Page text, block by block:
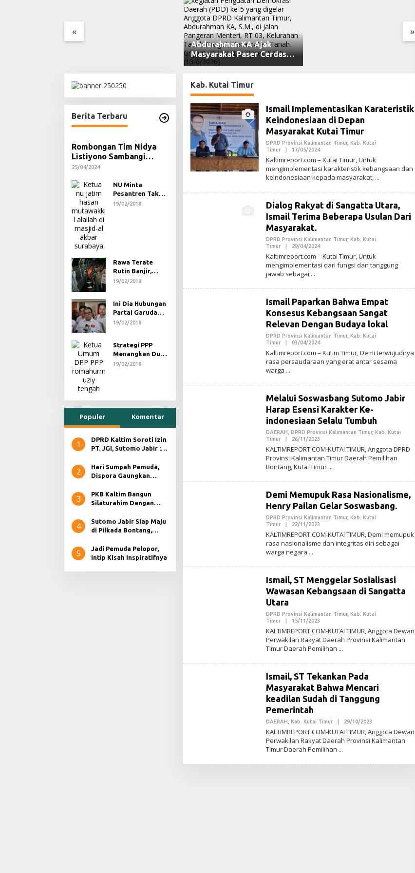
« »
Abdurahman KA Ajak
Masyarakat Paser Cerdas
Bermedia di Era Demokrasi
Berita Terbaru
Rombongan Tim Nidya
Listiyono Sambangi
Kantor PKB Samarinda,
– PKB Punya Misi yang
Sama.
25/04/2024
NU Minta
Pesantren Tak
Terprovokasi
19/02/2018
Rawa Terate
Rutin Banjir,
Anies Bakal Cek
19/02/2018
Ini Dia Hubungan
Partai Garuda
dengan Gerindra
19/02/2018
Strategi PPP
Menangkan Duet
Ganjar dan Gus
19/02/2018
Populer Komentar
1
DPRD Kaltim Soroti Izin
PT. JGI, Sutomo Jabir :
Tidak Ada Aktifitas
2
Hari Sumpah Pemuda,
Dispora Gaungkan
3
PKB Kaltim Bangun
Silaturahim Dengan
Persiapan Pilkada
Serentak 2024.
4
Sutomo Jabir Siap Maju
di Pilkada Bontang,
5
Jadi Pemuda Pelopor,
Intip Kisah Inspiratifnya
Kab. Kutai Timur
Ismail Implementasikan Karateristik
Keindonesiaan di Depan
Masyarakat Kutai Timur
DPRD Provinsi Kalimantan Timur, Kab. Kutai
Timur
17/05/2024O
E
H
A
N
Kaltimreport.com – Kutai Timur, Untuk
mengimplementasi karakteristik kebangsaan dan
keindonesiaan kepada masyarakat,
Dialog Rakyat di Sangatta Utara,
Ismail Terima Beberapa Usulan Dari
Masyarakat.
DPRD Provinsi Kalimantan Timur, Kab. Kutai
Timur
29/04/2024O
E
H
N
Kaltimreport.com – Kutai Timur, Untuk
mengimplementasi dari fungsi dan tanggung
jawab sebagai
Ismail Paparkan Bahwa Empat
Konsesus Kebangsaan Sangat
Relevan Dengan Budaya lokal
DPRD Provinsi Kalimantan Timur, Kab. Kutai
Timur
03/04/2024O
E
H
N
Kaltimreport.com – Kutim Timur, Demi terwujudnya
rasa persaudaraan yang erat antar sesama
warga
Melalui Soswasbang Sutomo Jabir
Harap Esensi Karakter Ke-
indonesiaan Selalu Tumbuh
DAERAH DPRD Provinsi Kalimantan Timur, Kab. Kutai
Timur
26/11/2023
E
H
A
N
KALTIMREPORT.COM-KUTAI TIMUR, Anggota DPRD
Provinsi Kalimantan Timur Daerah Pemilihan
Bontang, Kutai Timur
Demi Memupuk Rasa Nasionalisme,
Henry Pailan Gelar Soswasbang.
DPRD Provinsi Kalimantan Timur, Kab. Kutai
Timur
22/11/2023
E
H
N
KALTIMREPORT.COM-KUTAI TIMUR, Demi memupuk
rasa nasionalisme dan integritas diri sebagai
warga negara
Ismail, ST Menggelar Sosialisasi
Wawasan Kebangsaan di Sangatta
Utara
DPRD Provinsi Kalimantan Timur, Kab. Kutai
Timur
15/11/2023
E
H
A
N
KALTIMREPORT.COM-KUTAI TIMUR, Anggota Dewan
Perwakilan Rakyat Daerah Provinsi Kalimantan
Timur Daerah Pemilihan
Ismail, ST Tekankan Pada
Masyarakat Bahwa Mencari
keadilan Sudah di Tanggung
Pemerintah
DAERAH Kab. Kutai Timur 29/10/2023
E
H
KALTIMREPORT.COM-KUTAI TIMUR, Anggota Dewan
Perwakilan Rakyat Daerah Provinsi Kalimantan
Timur Daerah Pemilihan